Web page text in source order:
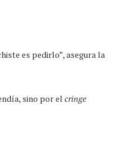
es pedirlo”, asegura la
sino por el cringe